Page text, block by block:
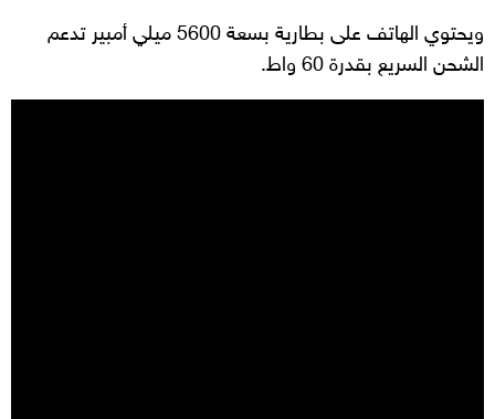
ويحتوي الهاتف على بطارية بسعة 5600 ميلي أمبير تدعم
الشحن السريع بقدرة 60 واط.